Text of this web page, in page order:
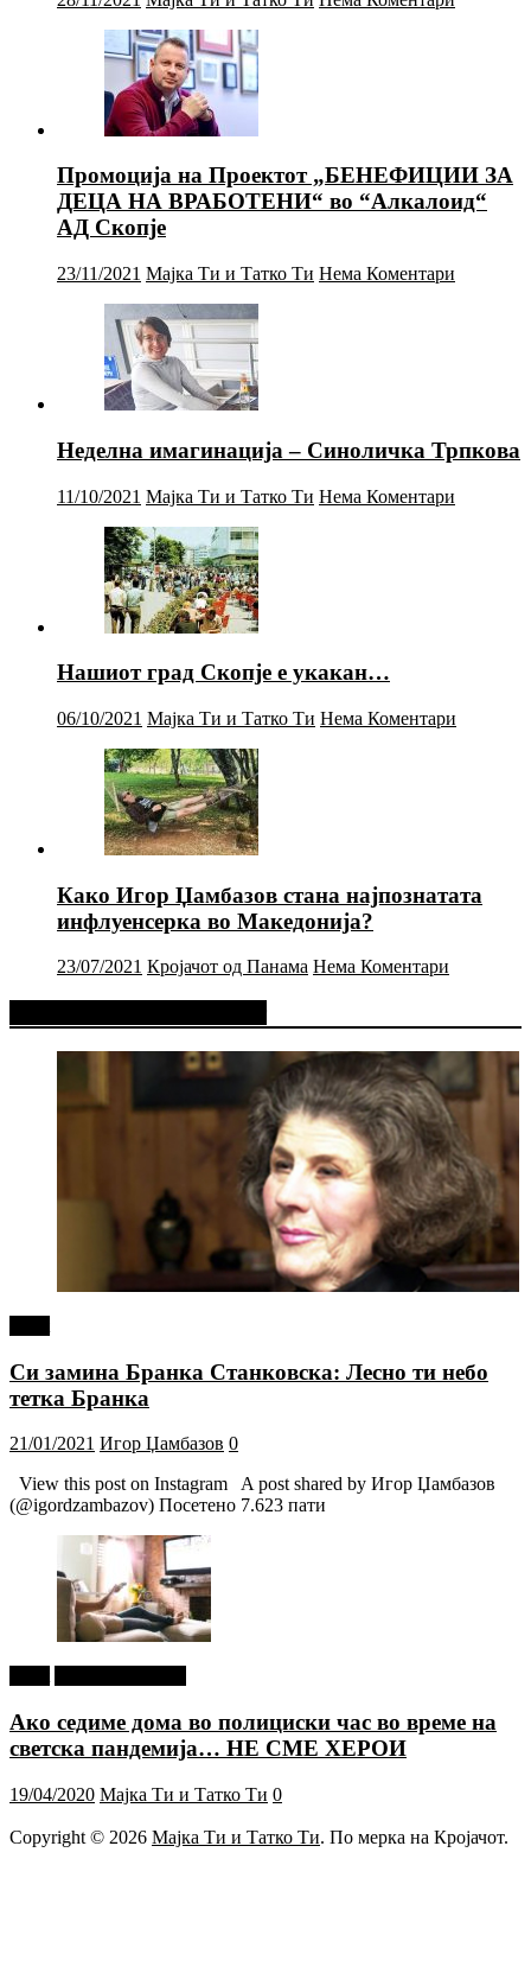
Промоција на Проектот „БЕНЕФИЦИИ ЗА
ДЕЦА НА ВРАБОТЕНИ“ во “Алкалоид“
АД Скопје
23/11/2021 Мајка Ти и Татко Ти Нема Коментари
Неделна имагинација – Синоличка Трпкова
11/10/2021 Мајка Ти и Татко Ти Нема Коментари
Нашиот град Скопје е укакан…
06/10/2021 Мајка Ти и Татко Ти Нема Коментари
Како Игор Џамбазов стана најпознатата
инфлуенсерка во Македонија?
23/07/2021 Кројачот од Панама Нема Коментари
Си замина Бранка Станковска: Лесно ти небо
тетка Бранка
21/01/2021 Игор Џамбазов 0
View this post on Instagram A post shared by Игор Џамбазов
(@igordzambazov) Посетено 7.623 пати
Ако седиме дома во полициски час во време на
светска пандемија… НЕ СМЕ ХЕРОИ
19/04/2020 Мајка Ти и Татко Ти 0
Copyright © 2026 Мајка Ти и Татко Ти. По мерка на Кројачот.